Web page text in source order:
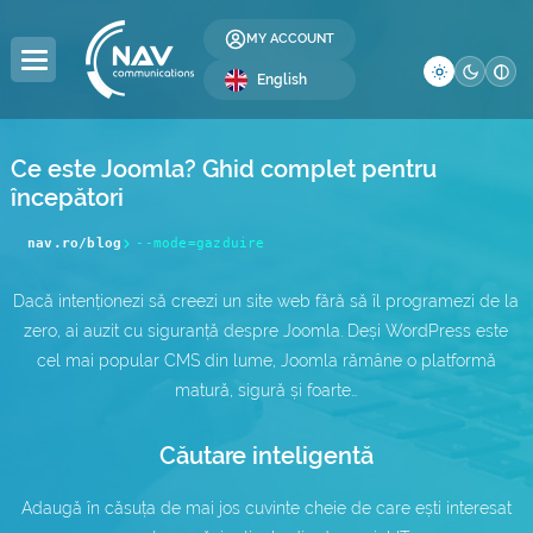
MY ACCOUNT
English
DOMAINS
Domain Transfer
Premium DNS
.ro Domains
.eu Domains
HOSTING
WordPress Hosting
WordPress Hosting
WooCommerce
Hosting e-Mail
Windows Hosting
SERVERS
Servers DC
VPS Hosting
Multi-Cloud VPS — NEW
Server Administration
COLOCATION
Data Center (DC)
RESELLER
Reseller Domains
Affiliate Program
LICENSES
cPanel Licenses
DirectAdmin Licenses
SECURITY
Website Security
Website Backup
Website Administration
DEVELOPMENT
SEO Optimization
BUSINESS
IP Address Allocation
AS Number Allocation
Backup as a Service
IT Services
COMPANY
Contact
Frequently Asked Questions
Ce este Joomla? Ghid complet pentru
începători
nav.ro/blog --mode=gazduire
Dacă intenționezi să creezi un site web fără să îl programezi de la
zero, ai auzit cu siguranță despre Joomla. Deși WordPress este
cel mai popular CMS din lume, Joomla rămâne o platformă
matură, sigură și foarte…
Căutare inteligentă
Adaugă în căsuța de mai jos cuvinte cheie de care ești interesat